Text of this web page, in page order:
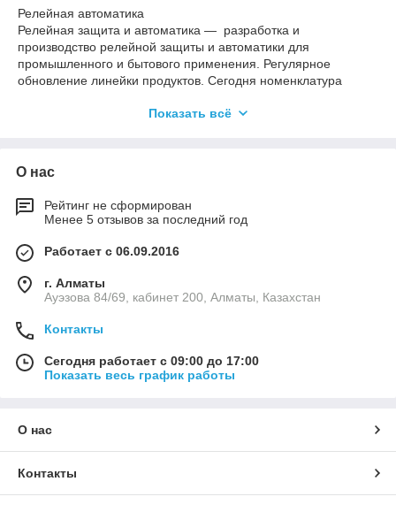
Релейная автоматика
Релейная защита и автоматика — разработка и
производство релейной защиты и автоматики для
промышленного и бытового применения. Регулярное
обновление линейки продуктов. Сегодня номенклатура
функциональным группам: от классических фотореле до
Показать всё
О нас
Рейтинг не сформирован
Менее 5 отзывов за последний год
Работает с 06.09.2016
г. Алматы
Ауэзова 84/69, кабинет 200, Алматы, Казахстан
Контакты
Сегодня работает с 09:00 до 17:00
Показать весь график работы
О нас
Контакты